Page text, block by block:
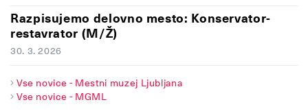
Razpisujemo delovno mesto: Konservator-
restavrator (M/Ž)
30. 3. 2026
Vse novice - Mestni muzej Ljubljana
Vse novice - MGML